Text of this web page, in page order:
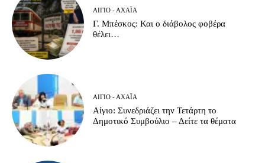
ΑΊΓΙΟ - ΑΧΑΪ́Α
Γ. Μπέσκος: Και ο διάβολος φοβέρα
θέλει…
ΑΊΓΙΟ - ΑΧΑΪ́Α
Αίγιο: Συνεδριάζει την Τετάρτη το
Δημοτικό Συμβούλιο – Δείτε τα θέματα